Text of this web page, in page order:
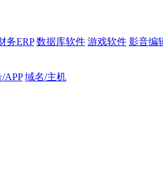
务ERP 数据库软件 游戏软件 影音编
APP 域名/主机